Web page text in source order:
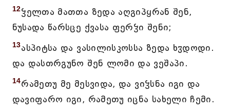
12ჴელთა მათთა ზედა აღგიპყრან შენ,
ნუსადა წარსცე ქვასა ფერჴი შენი;
13ასპიტსა და ვასილისკოსსა ზედა ხჳდოდი.
და დასთრგუნო შენ ლომი და ვეშაპი.
14რამეთუ მე მესვიდა, და ვიჴსნა იგი და
დავიფარო იგი, რამეთუ იცნა სახელი ჩემი.